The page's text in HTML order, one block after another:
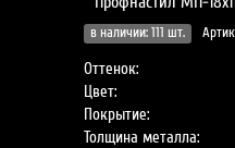
в наличии: 111 шт.
Оттенок:
Цвет:
Покрытие:
Толщина металла: